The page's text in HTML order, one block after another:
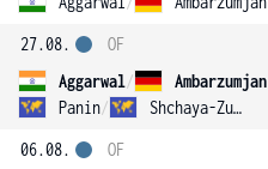
27.08.
Aggarwal/
Ambarzumjan
Panin/ Shchaya-Zubrov
OF
06.08.
OF